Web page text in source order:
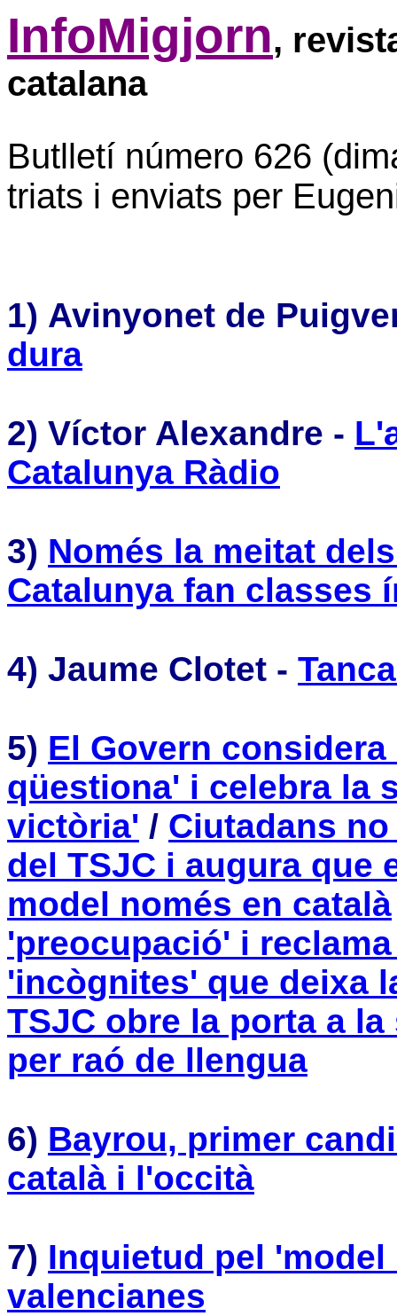
InfoMigjorn,
catalana
Butlletí número 626
triats i enviats per
1) Avinyonet de
dura
2) Víctor Alexandre -
Catalunya Ràdio
3) Només la meitat
Catalunya fan classes
4) Jaume Clotet -
5) El Govern
qüestiona' i celebra la
victòria' / Ciutadans
del TSJC i augura que
model només en català
'preocupació' i
'incògnites' que deixa
TSJC obre la porta a
per raó de llengua
6) Bayrou, primer
català i l'occità
7) Inquietud pel
valencianes